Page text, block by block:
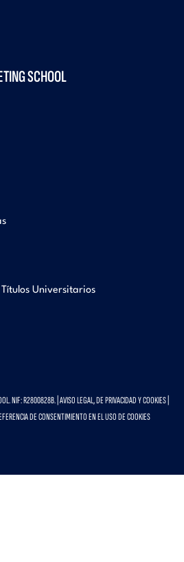
SCHOOL
Universitarios
NIF: R2800828B. | AVISO LEGAL, DE PRIVACIDAD Y COOKIES
DE CONSENTIMIENTO EN EL USO DE COOKIES